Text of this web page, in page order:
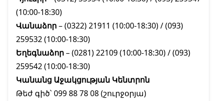
(10:00‐18:30)
Վանաձոր– (0322) 21911 (10:00‐18:30) / (093)
259532 (10:00‐18:30)
Եղեգնաձոր– (0281) 22109 (10:00‐18:30) / (093)
259542 (10:00‐18:30)
Կանանց Աջակցության Կենտրոն
Թեժ գիծ՝ 099 88 78 08 (շուրջօրյա)